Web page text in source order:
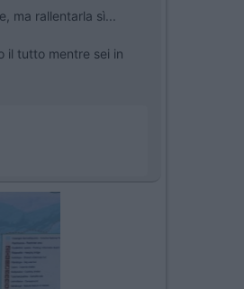
ma rallentarla sì...
il tutto mentre sei in